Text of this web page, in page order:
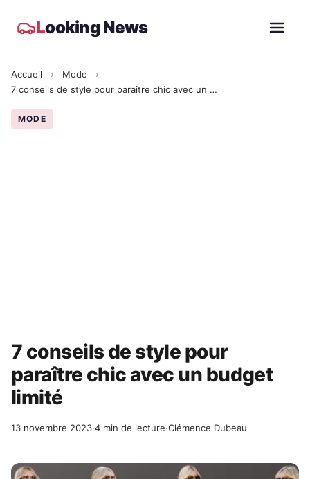
Looking News
Accueil › Mode
›
7 conseils de style pour paraître chic avec un budget limité
MODE
7 conseils de style pour
paraître chic avec un budget
limité
13 novembre 2023·4 min de lecture·Clémence Dubeau